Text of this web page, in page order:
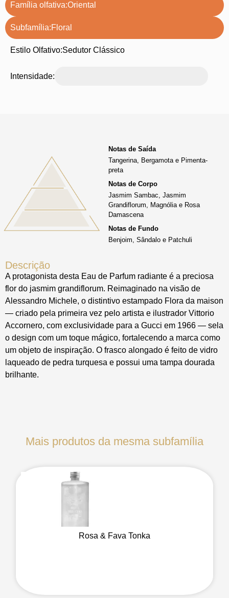
Família olfativa:Oriental
Subfamília:Floral
Estilo Olfativo:Sedutor Clássico
Intensidade:
Descrição
A protagonista desta Eau de Parfum radiante é a preciosa
flor do jasmim grandiflorum. Reimaginado na visão de
Alessandro Michele, o distintivo estampado Flora da maison
— criado pela primeira vez pelo artista e ilustrador Vittorio
Accornero, com exclusividade para a Gucci em 1966 — sela
o design com um toque mágico, fortalecendo a marca como
um objeto de inspiração. O frasco alongado é feito de vidro
laqueado de pedra turquesa e possui uma tampa dourada
brilhante.
Notas de Saída
Tangerina, Bergamota e Pimenta-
preta
Notas de Corpo
Jasmim Sambac, Jasmim
Grandiflorum, Magnólia e Rosa
Damascena
Notas de Fundo
Benjoim, Sândalo e Patchuli
Mais produtos da mesma subfamília
Rosa & Fava Tonka